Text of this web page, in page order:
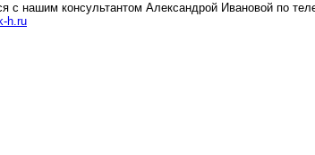
с нашим консультантом Александрой Ивановой по
k-h.ru